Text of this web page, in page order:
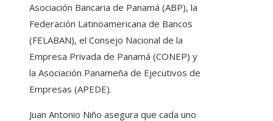
Asociación Bancaria de Panamá (ABP), la
Federación Latinoamericana de Bancos
(FELABAN), el Consejo Nacional de la
Empresa Privada de Panamá (CONEP) y
la Asociación Panameña de Ejecutivos de
Empresas (APEDE).
Juan Antonio Niño asegura que cada uno